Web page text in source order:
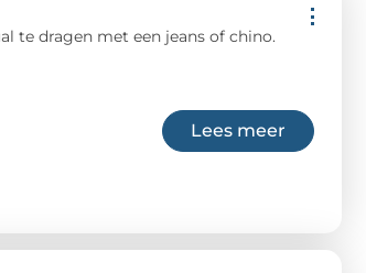
te dragen met een jeans of chino.
Lees meer